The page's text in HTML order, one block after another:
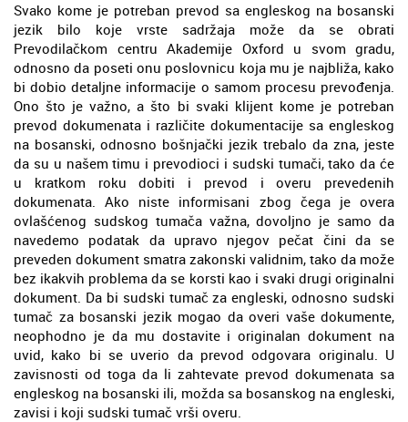
Svako kome je potreban prevod sa engleskog na bosanski
jezik bilo koje vrste sadržaja može da se obrati
Prevodilačkom centru Akademije Oxford u svom gradu,
odnosno da poseti onu poslovnicu koja mu je najbliža, kako
bi dobio detaljne informacije o samom procesu prevođenja.
Ono što je važno, a što bi svaki klijent kome je potreban
prevod dokumenata i različite dokumentacije sa engleskog
na bosanski, odnosno bošnjački jezik trebalo da zna, jeste
da su u našem timu i prevodioci i sudski tumači, tako da će
u kratkom roku dobiti i prevod i overu prevedenih
dokumenata. Ako niste informisani zbog čega je overa
ovlašćenog sudskog tumača važna, dovoljno je samo da
navedemo podatak da upravo njegov pečat čini da se
preveden dokument smatra zakonski validnim, tako da može
bez ikakvih problema da se korsti kao i svaki drugi originalni
dokument. Da bi sudski tumač za engleski, odnosno sudski
tumač za bosanski jezik mogao da overi vaše dokumente,
neophodno je da mu dostavite i originalan dokument na
uvid, kako bi se uverio da prevod odgovara originalu. U
zavisnosti od toga da li zahtevate prevod dokumenata sa
engleskog na bosanski ili, možda sa bosanskog na engleski,
zavisi i koji sudski tumač vrši overu.